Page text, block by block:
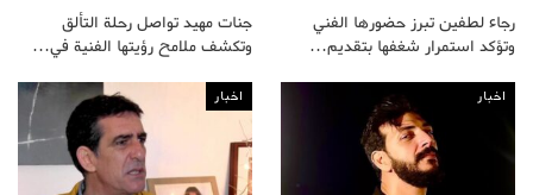
رجاء لطفين تبرز حضورها الفني
وتؤكد استمرار شغفها بتقديم…
جنات مهيد تواصل رحلة التألق
وتكشف ملامح رؤيتها الفنية في…
اخبار اخبار